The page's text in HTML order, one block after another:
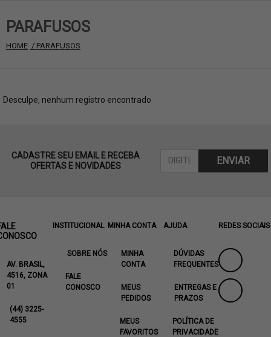
PARAFUSOS
HOME / PARAFUSOS
Desculpe, nenhum registro encontrado
CADASTRE SEU EMAIL E RECEBA
OFERTAS E NOVIDADES
ENVIAR
AV. BRASIL,
4516, ZONA
01
(44) 3225-
4555
INSTITUCIONAL
SOBRE NÓS
FALE
CONOSCO
MINHA CONTA
MINHA
CONTA
MEUS
PEDIDOS
MEUS
FAVORITOS
AJUDA
DÚVIDAS
FREQUENTES
ENTREGAS E
PRAZOS
POLÍTICA DE
PRIVACIDADE
REDES SOCIAIS